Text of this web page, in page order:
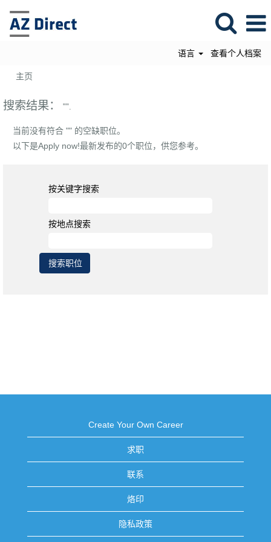
语言 查看个人档案
主页
搜索结果： "".
当前没有符合 "" 的空缺职位。
以下是Apply now!最新发布的0个职位，供您参考。
按关键字搜索
按地点搜索
Create Your Own Career
求职
联系
烙印
隐私政策